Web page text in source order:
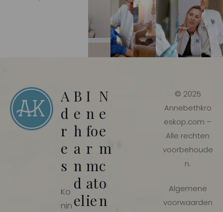
A
d
r
e
s
Ko
B
e
h
a
n
d
I
n
fo
r
m
at
N
e
e
m
c
o
Algemene